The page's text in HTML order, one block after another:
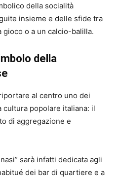
della socialità
insieme e delle sfide tra
gioco o a un calcio-balilla.
della
al centro uno dei
popolare italiana: il
di aggregazione e
sarà infatti dedicata agli
dei bar di quartiere e a